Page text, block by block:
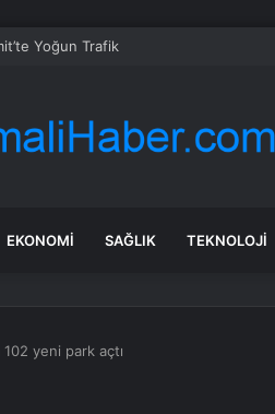
Yoğun Trafik
EKONOMI SAĞLIK TEKNOLOJI
yeni park açtı